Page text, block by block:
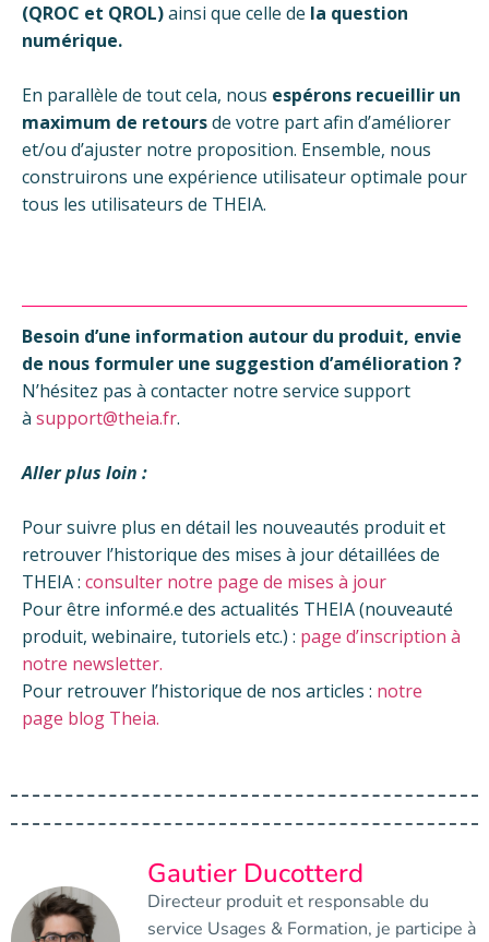
(QROC et QROL)ainsi que celle de la question
numérique.
En parallèle de tout cela, nous espérons recueillir un
maximum de retoursde votre part afin d’améliorer
et/ou d’ajuster notre proposition. Ensemble, nous
construirons une expérience utilisateur optimale pour
tous les utilisateurs de THEIA.
Besoin d’une information autour du produit, envie
de nous formuler une suggestion d’amélioration ?
N’hésitez pas à contacter notre service support
à support@theia.fr.
Aller plus loin :
Pour suivre plus en détail les nouveautés produit et
retrouver l’historique des mises à jour détaillées de
THEIA : consulter notre page de mises à jour
Pour être informé.e des actualités THEIA (nouveauté
produit, webinaire, tutoriels etc.) : page d’inscription à
notre newsletter.
Pour retrouver l’historique de nos articles : notre
page blog Theia.
Gautier Ducotterd
Directeur produit et responsable du
service Usages & Formation, je participe à